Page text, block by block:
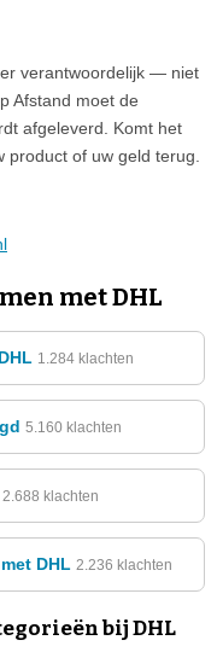
verantwoordelijk — niet
Afstand moet de
afgeleverd. Komt het
of uw geld terug.
met DHL
1.284 klachten
5.160 klachten
2.688 klachten
DHL 2.236 klachten
bij DHL